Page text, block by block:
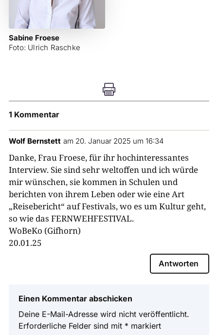
Sabine Froese
Foto: Ulrich Raschke

1 Kommentar
Wolf Bernstett am 20. Januar 2025 um 16:34
Danke, Frau Froese, für ihr hochinteressantes
Interview. Sie sind sehr weltoffen und ich würde
mir wünschen, sie kommen in Schulen und
berichten von ihrem Leben oder wie eine Art
„Reisebericht“ auf Festivals, wo es um Kultur geht,
so wie das FERNWEHFESTIVAL.
WoBeKo (Gifhorn)
20.01.25
Antworten
Einen Kommentar abschicken
Deine E-Mail-Adresse wird nicht veröffentlicht.
Erforderliche Felder sind mit * markiert